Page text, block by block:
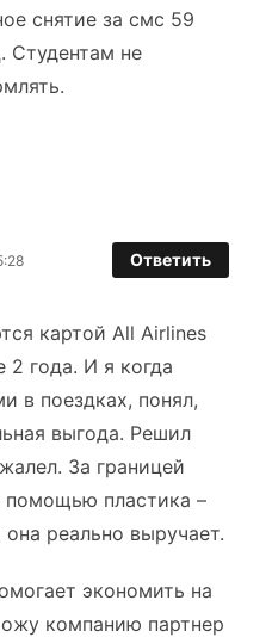
снятие за смс 59
Студентам не
Ответить
картой All Airlines
года. И я когда
в поездках, понял,
выгода. Решил
За границей
помощью пластика –
реально выручает.
экономить на
компанию партнер